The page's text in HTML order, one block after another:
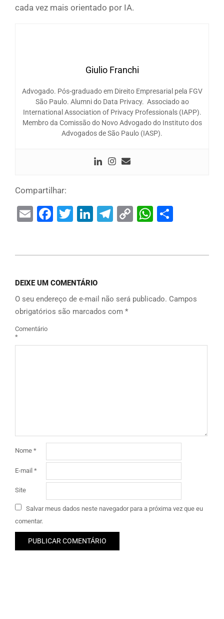
cada vez mais orientado por IA.
Giulio Franchi
Advogado. Pós-graduado em Direito Empresarial pela FGV
São Paulo. Alumni do Data Privacy. Associado ao
International Association of Privacy Professionals (IAPP).
Membro da Comissão do Novo Advogado do Instituto dos
Advogados de São Paulo (IASP).
Compartilhar:
EmailFacebook
Twitter
LinkedIn
Telegram
Copy
DEIXE UM COMENTÁRIO
O seu endereço de e-mail não será publicado. Campos
obrigatórios são marcados com *
Comentário
*
Nome *
E-mail *
Site
Salvar meus dados neste navegador para a próxima vez que eu
comentar.